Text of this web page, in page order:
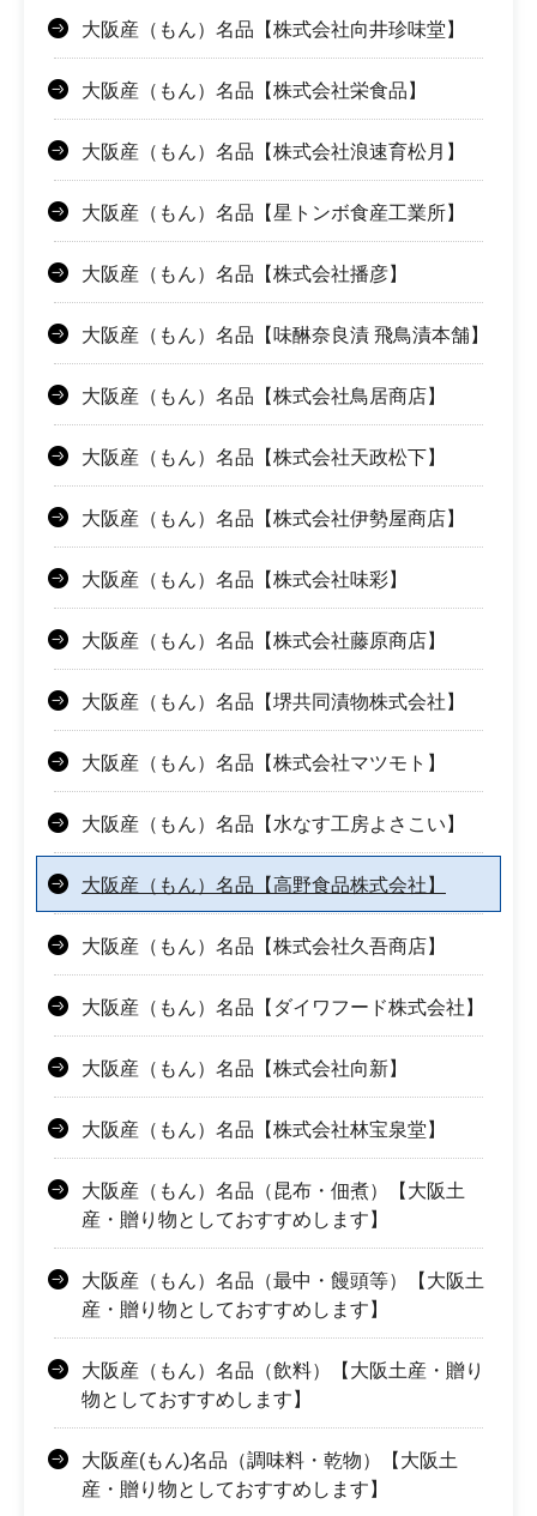
大阪産（もん）名品【株式会社向井珍味堂】
大阪産（もん）名品【株式会社栄食品】
大阪産（もん）名品【株式会社浪速育松月】
大阪産（もん）名品【星トンボ食産工業所】
大阪産（もん）名品【株式会社播彦】
大阪産（もん）名品【味醂奈良漬 飛鳥漬本舗】
大阪産（もん）名品【株式会社鳥居商店】
大阪産（もん）名品【株式会社天政松下】
大阪産（もん）名品【株式会社伊勢屋商店】
大阪産（もん）名品【株式会社味彩】
大阪産（もん）名品【株式会社藤原商店】
大阪産（もん）名品【堺共同漬物株式会社】
大阪産（もん）名品【株式会社マツモト】
大阪産（もん）名品【水なす工房よさこい】
大阪産（もん）名品【高野食品株式会社】
大阪産（もん）名品【株式会社久吾商店】
大阪産（もん）名品【ダイワフード株式会社】
大阪産（もん）名品【株式会社向新】
大阪産（もん）名品【株式会社林宝泉堂】
大阪産（もん）名品（昆布・佃煮）【大阪土
産・贈り物としておすすめします】
大阪産（もん）名品（最中・饅頭等）【大阪土
産・贈り物としておすすめします】
大阪産（もん）名品（飲料）【大阪土産・贈り
物としておすすめします】
大阪産(もん)名品（調味料・乾物）【大阪土
産・贈り物としておすすめします】